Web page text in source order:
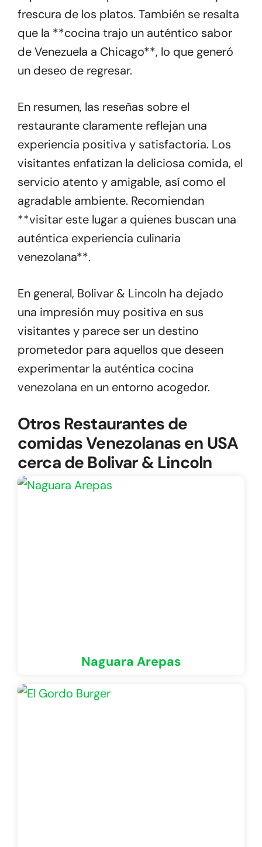
frescura de los platos. También se resalta
que la **cocina trajo un auténtico sabor
de Venezuela a Chicago**, lo que generó
un deseo de regresar.
En resumen, las reseñas sobre el
restaurante claramente reflejan una
experiencia positiva y satisfactoria. Los
visitantes enfatizan la deliciosa comida, el
servicio atento y amigable, así como el
agradable ambiente. Recomiendan
**visitar este lugar a quienes buscan una
auténtica experiencia culinaria
venezolana**.
En general, Bolivar & Lincoln ha dejado
una impresión muy positiva en sus
visitantes y parece ser un destino
prometedor para aquellos que deseen
experimentar la auténtica cocina
venezolana en un entorno acogedor.
Otros Restaurantes de
comidas Venezolanas en USA
cerca de Bolivar & Lincoln
Naguara Arepas